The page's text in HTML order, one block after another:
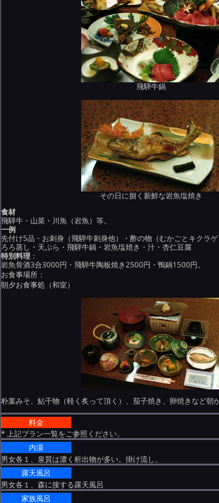
飛騨牛鍋
その日に捌く新鮮な岩魚塩焼き
食材
飛騨牛・山菜・川魚（岩魚）等。
一例
先付け5品・お刺身（飛騨牛刺身他）・酢の物（むかごとキクラ
ろろ蒸し・天ぷら・飛騨牛鍋・岩魚塩焼き・汁・杏仁豆腐
特別料理 ：
岩魚骨酒3合3000円・飛騨牛陶板焼き2500円・鴨鍋1500円。
お食事場所：
朝夕お食事処（和室）
朴葉みそ、鮎干物（軽く炙って頂く）、茄子焼き、卵焼きなど朝
料金
* 上記プラン一覧をご参照ください。
内湯
男女各１、泉質は濃く析出物が多い。掛け流し。
露天風呂
男女各１、森に接する露天風呂
家族風呂